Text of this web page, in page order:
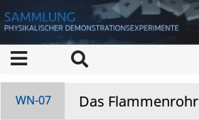
WN-07 Das Flammenrohr